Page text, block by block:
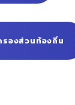
รองส่วนท้องถิ่น